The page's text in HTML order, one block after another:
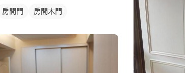
房間門 房間木門